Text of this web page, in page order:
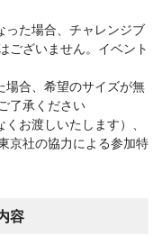
った場合、チャレンジブ
ございません。イベント
場合、希望のサイズが無
了承ください
お渡しいたします）、
京社の協力による参加特
容